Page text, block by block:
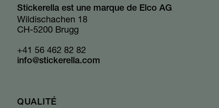
Stickerella est une marque de Elco AG
Wildischachen 18
CH-5200 Brugg
+41 56 462 82 82
info@stickerella.com
QUALITÉ